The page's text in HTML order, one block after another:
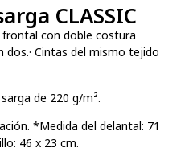
CLASSIC
con doble costura
dos.· Cintas del mismo tejido
de 220 g/m².
*Medida del delantal: 71
46 x 23 cm.